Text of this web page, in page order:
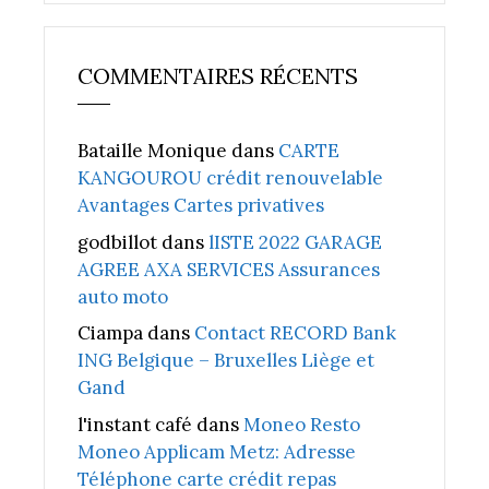
COMMENTAIRES RÉCENTS
Bataille Monique dans CARTE
KANGOUROU crédit renouvelable
Avantages Cartes privatives
godbillot danslISTE 2022 GARAGE
AGREE AXA SERVICES Assurances
auto moto
Ciampa dans Contact RECORD Bank
ING Belgique – Bruxelles Liège et
Gand
l'instant café dansMoneo Resto
Moneo Applicam Metz: Adresse
Téléphone carte crédit repas